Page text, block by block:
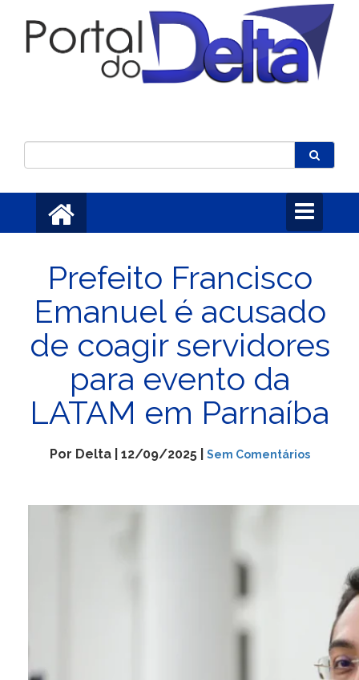
Toggle
navigation
Prefeito Francisco
Emanuel é acusado
de coagir servidores
para evento da
LATAM em Parnaíba
Por Delta | 12/09/2025 | Sem Comentários